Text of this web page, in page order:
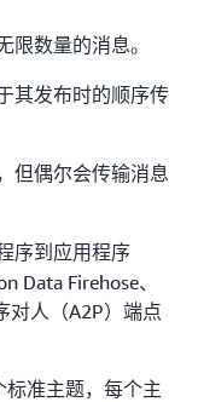
限数量的消息。
其发布时的顺序传
但偶尔会传输消息
序到应用程序
Data Firehose、
对人（A2P）端点
标准主题，每个主